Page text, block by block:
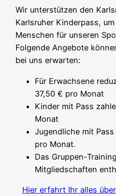
Wir unterstützen den
Karlsruher Kinderpass,
Menschen für unseren
Folgende Angebote
bei uns erwarten:
Für Erwachsene
37,50 € pro Monat
Kinder mit Pass
Monat
Jugendliche mit
pro Monat.
Das Gruppen-
Mitgliedschaften
Hier erfahrt Ihr alles